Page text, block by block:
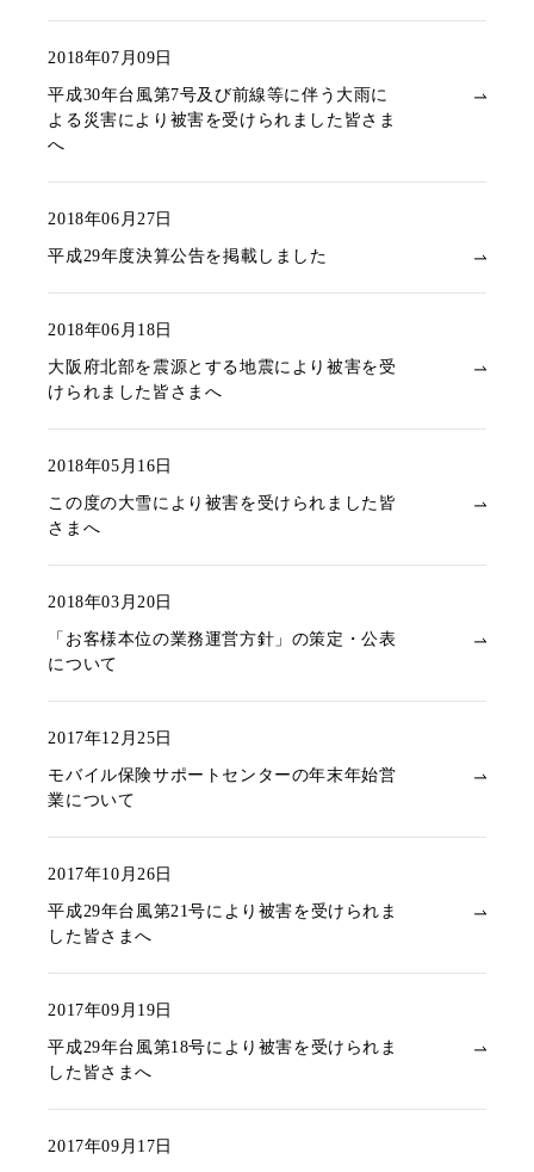
2018年07月09日
平成30年台風第7号及び前線等に伴う大雨に
よる災害により被害を受けられました皆さま
へ
2018年06月27日
平成29年度決算公告を掲載しました
2018年06月18日
大阪府北部を震源とする地震により被害を受
けられました皆さまへ
2018年05月16日
この度の大雪により被害を受けられました皆
さまへ
2018年03月20日
「お客様本位の業務運営方針」の策定・公表
について
2017年12月25日
モバイル保険サポートセンターの年末年始営
業について
2017年10月26日
平成29年台風第21号により被害を受けられま
した皆さまへ
2017年09月19日
平成29年台風第18号により被害を受けられま
した皆さまへ
2017年09月17日